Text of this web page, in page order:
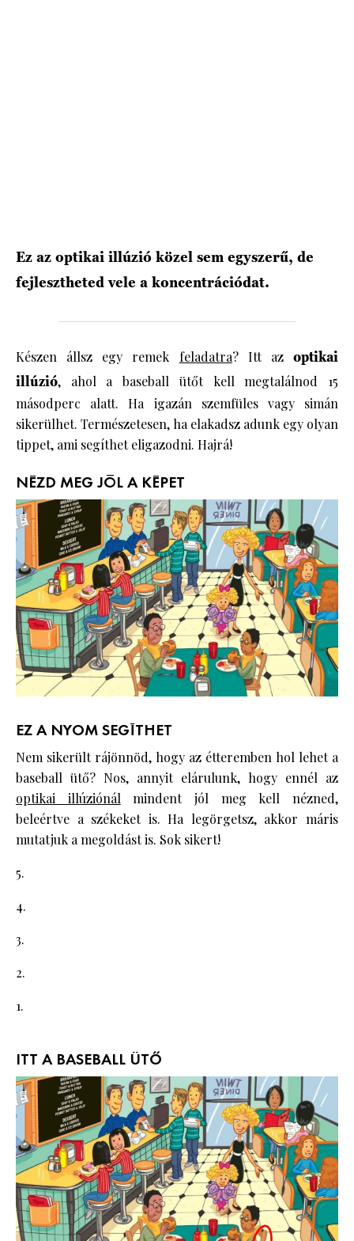
Ez az optikai illúzió közel sem egyszerű, de
fejlesztheted vele a koncentrációdat.
Készen állsz egy remek feladatra? Itt azoptikai
illúzió, ahol a baseball ütőt kell megtalálnod 15
másodperc alatt. Ha igazán szemfüles vagy simán
sikerülhet. Természetesen, ha elakadsz adunk egy olyan
tippet, ami segíthet eligazodni. Hajrá!
NÉZD MEG JÓL A KÉPET
EZ A NYOM SEGÍTHET
Nem sikerült rájönnöd, hogy az étteremben hol lehet a
baseball ütő? Nos, annyit elárulunk, hogy ennél az
optikai illúziónál mindent jól meg kell nézned,
beleértve a székeket is. Ha legörgetsz, akkor máris
mutatjuk a megoldást is. Sok sikert!
5.
4.
3.
2.
1.
ITT A BASEBALL ÜTŐ